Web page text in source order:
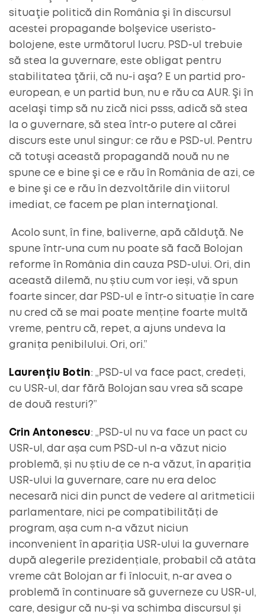
situaţie politică din România şi în discursul
acestei propagande bolşevice useristo-
bolojene, este următorul lucru. PSD-ul trebuie
să stea la guvernare, este obligat pentru
stabilitatea ţării, că nu-i aşa? E un partid pro-
european, e un partid bun, nu e rău ca AUR. Şi în
acelaşi timp să nu zică nici psss, adică să stea
la o guvernare, să stea într-o putere al cărei
discurs este unul singur: ce rău e PSD-ul. Pentru
că totuşi această propagandă nouă nu ne
spune ce e bine şi ce e rău în România de azi, ce
e bine şi ce e rău în dezvoltările din viitorul
imediat, ce facem pe plan internaţional.
Acolo sunt, în fine, baliverne, apă călduţă. Ne
spune într-una cum nu poate să facă Bolojan
reforme în România din cauza PSD-ului. Ori, din
această dilemă, nu știu cum vor ieși, vă spun
foarte sincer, dar PSD-ul e într-o situație în care
nu cred că se mai poate menține foarte multă
vreme, pentru că, repet, a ajuns undeva la
granița penibilului. Ori, ori.”
Laurențiu Botin: „PSD-ul va face pact, credeți,
cu USR-ul, dar fără Bolojan sau vrea să scape
de două resturi?”
Crin Antonescu: „PSD-ul nu va face un pact cu
USR-ul, dar așa cum PSD-ul n-a văzut nicio
problemă, și nu știu de ce n-a văzut, în apariția
USR-ului la guvernare, care nu era deloc
necesară nici din punct de vedere al aritmeticii
parlamentare, nici pe compatibilități de
program, așa cum n-a văzut niciun
inconvenient în apariția USR-ului la guvernare
după alegerile prezidențiale, probabil că atâta
vreme cât Bolojan ar fi înlocuit, n-ar avea o
problemă în continuare să guverneze cu USR-ul,
care, desigur că nu-și va schimba discursul și